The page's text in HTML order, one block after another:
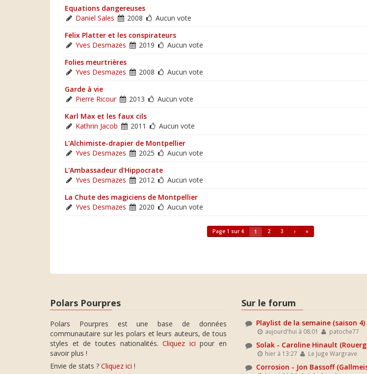
Equations dangereuses
Daniel Sales
2008
Aucun vote
Felix Platter et les conspirateurs
Yves Desmazes
2019
Aucun vote
Folies meurtrières
Yves Desmazes
2008
Aucun vote
Garde à vie
Pierre Ricour
2013
Aucun vote
Karl Max et les faux cils
Kathrin Jacob
2011
Aucun vote
L'Alchimiste-drapier de Montpellier
Yves Desmazes
2025
Aucun vote
L'Ambassadeur d'Hippocrate
Yves Desmazes
2012
Aucun vote
La Chute des magiciens de Montpellier
Yves Desmazes
2020 Aucun vote
Page 1 sur 4 1 2 3 › »
Polars Pourpres
Polars Pourpres est une base de données
communautaire sur les polars et leurs auteurs, de tous
styles et de toutes nationalités.Cliquez ici pour en
savoir plus !
Envie de stats ? Cliquez ici !
Sur le forum
Playlist de la semaine (saison 4)
aujourd'hui à 08:01 patoche77
Solak - Caroline Hinault
hier à 13:27 Le Juge Wargrave
Corrosion - Jon Bassoff